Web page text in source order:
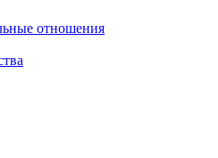
отношения